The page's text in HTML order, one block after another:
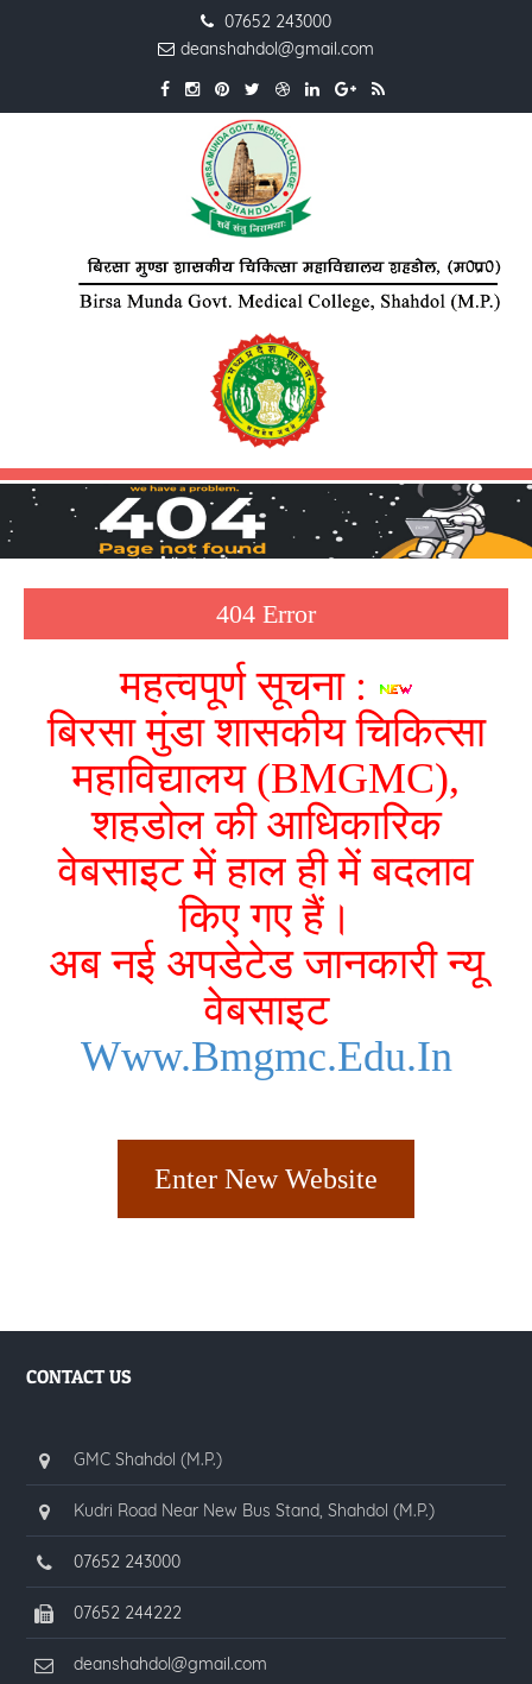
07652 243000
deanshahdol@gmail.com
404 Error
महत्वपूर्ण सूचना :
बिरसा मुंडा शासकीय चिकित्सा
महाविद्यालय (BMGMC),
शहडोल की आधिकारिक
वेबसाइट में हाल ही में बदलाव
किए गए हैं।
अब नई अपडेटेड जानकारी न्यू
वेबसाइट
Www.bmgmc.edu.in
Enter New Website
CONTACT US
GMC Shahdol (M.P.)
Kudri Road Near New Bus Stand, Shahdol (M.P.)
07652 243000
07652 244222
deanshahdol@gmail.com